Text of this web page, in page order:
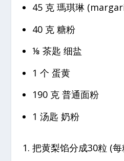
45 克 瑪琪琳
40 克 糖粉
⅛ 茶匙 细盐
1 个 蛋黄
190 克 普通面粉
1 汤匙 奶粉
把黄梨馅分成30粒 (每